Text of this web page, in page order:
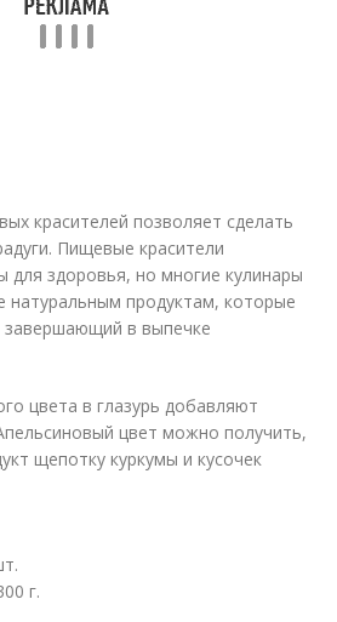
красителей позволяет сделать
Пищевые красители
для здоровья, но многие кулинары
натуральным продуктам, которые
в выпечке
цвета в глазурь добавляют
цвет можно получить,
щепотку куркумы и кусочек
г.